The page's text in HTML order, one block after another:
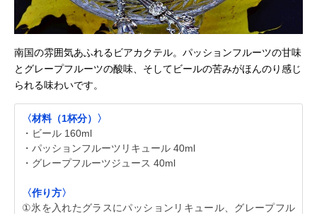
南国の雰囲気あふれるビアカクテル。パッションフルーツの甘味
とグレープフルーツの酸味、そしてビールの苦みがほんのり感じ
られる味わいです。
〈材料（1杯分）〉
・ビール 160ml
・パッションフルーツリキュール 40ml
・グレープフルーツジュース 40ml
〈作り方〉
①氷を入れたグラスにパッションリキュール、グレープフル